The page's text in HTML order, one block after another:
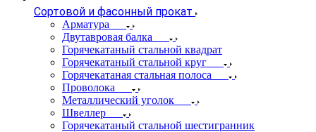
Сортовой и фасонный прокат
Арматура
Двутавровая балка
Горячекатаный стальной квадрат
Горячекатаный стальной круг
Горячекатаная стальная полоса
Проволока
Металлический уголок
Швеллер
Горячекатаный стальной шестигранник